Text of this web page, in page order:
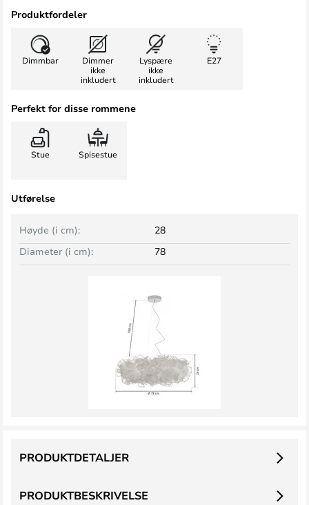
Produktfordeler
Dimmbar
Dimmer
ikke
inkludert
Lyspære
ikke
inkludert
E27
Perfekt for disse rommene
Stue Spisestue
Utførelse
Høyde (i cm):
28
Diameter (i cm):
78
PRODUKTBESKRIVELSE
PRODUKTDETALJER